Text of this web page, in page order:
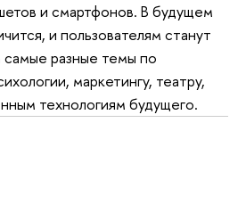
и смартфонов. В будущем
и пользователям станут
разные темы по
маркетингу, театру,
технологиям будущего.